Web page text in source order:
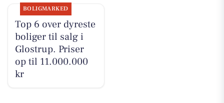
BOLIGMARKED
Top 6 over dyreste
boliger til salg i
Glostrup. Priser
op til 11.000.000
kr